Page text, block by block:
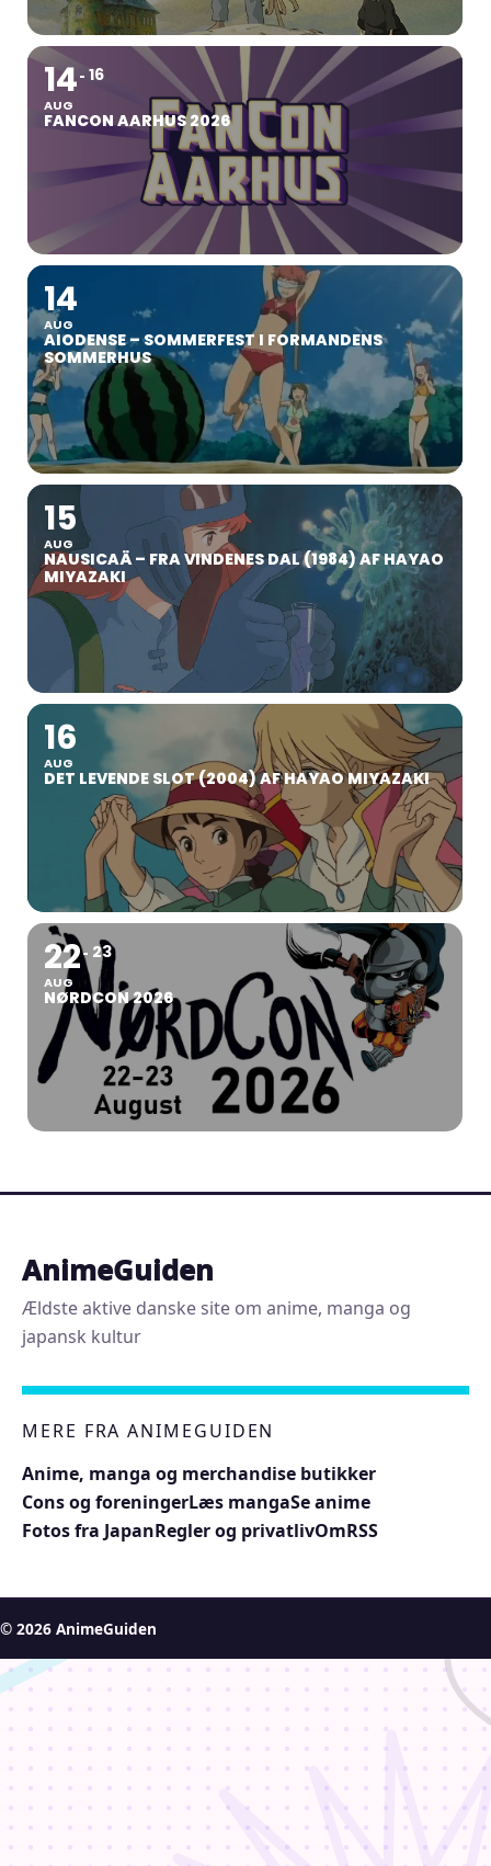
14
AUG
16
FANCON AARHUS 2026
14
AUG
AIODENSE – SOMMERFEST I FORMANDENS
SOMMERHUS
15
AUG
NAUSICAÄ – FRA VINDENES DAL (1984) AF HAYAO
MIYAZAKI
16
AUG
DET LEVENDE SLOT (2004) AF HAYAO MIYAZAKI
22
AUG
23
NØRDCON 2026
AnimeGuiden
Ældste aktive danske site om anime, manga og
japansk kultur
MERE FRA ANIMEGUIDEN
Anime, manga og merchandise butikker
Cons og foreningerLæs mangaSe anime
Fotos fra JapanRegler og privatlivOmRSS
© 2026 AnimeGuiden